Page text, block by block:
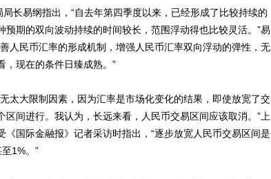
易纲指出，“自去年第四季度以来，已经形成了比较持续的
期的双向波动持续的时间较长，范围浮动得也比较灵活。”易
人民币汇率的形成机制，增强人民币汇率双向浮动的弹性，无
，现在的条件日臻成熟。”
大限制因素，因为汇率是市场化变化的结果，即使放宽了交
间进行。我认为，长远来看，人民币交易区间应该取消。”上
国际金融报》记者采访时指出，“逐步放宽人民币交易区间是
1%。”